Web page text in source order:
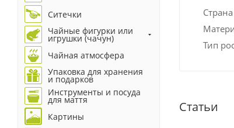
Страна
Тип
Статьи
Ситечки
Чайные фигурки или
игрушки (чачун)
Чайная атмосфера
Упаковка для хранения
и подарков
Инструменты и посуда
для маття
Картины